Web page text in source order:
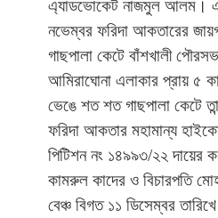
এ্যাডভোকেট নাজমুল আলম।
নভেম্বর ফরিদা আকতারের
গাছপালা কেটে বাঁশখালী
আমিরাঘোনা এলাকার প্রায় ৫
ভেঙে শত শত গাছপালা কেটে
ফরিদা আকতার মহামান্য
পিটিশন নং ১৪৯৯৩/২২ দায়ের
কামরুল কাদের ও বিচারপতি
বেঞ্চ বিগত ১১ ডিসেম্বর তারিখে